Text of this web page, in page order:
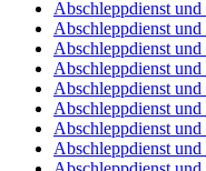
Abschleppdienst
Abschleppdienst
Abschleppdienst
Abschleppdienst
Abschleppdienst
Abschleppdienst
Abschleppdienst
Abschleppdienst